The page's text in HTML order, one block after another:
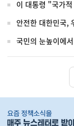
이 대통령 "국가
안전한 대한민국,
국민의 눈높이에
단